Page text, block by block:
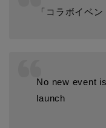
「コラボイベ
No new event
launch